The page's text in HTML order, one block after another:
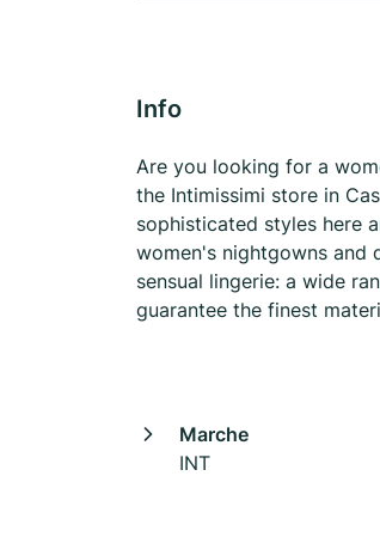
Info
Are you looking for a
the Intimissimi store in
sophisticated styles here
women's nightgowns and
sensual lingerie: a wide
guarantee the finest
Marche
INT